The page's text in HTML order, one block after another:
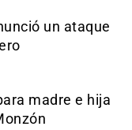
un ataque
madre e hija